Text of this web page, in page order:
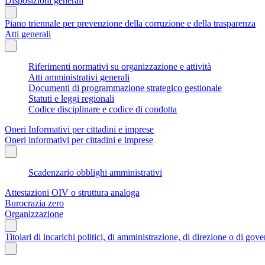
Piano triennale per prevenzione della corruzione e della trasparenza
Atti generali
Riferimenti normativi su organizzazione e attività
Atti amministrativi generali
Documenti di programmazione strategico gestionale
Statuti e leggi regionali
Codice disciplinare e codice di condotta
Oneri Informativi per cittadini e imprese
Oneri informativi per cittadini e imprese
Scadenzario obblighi amministrativi
Attestazioni OIV o struttura analoga
Burocrazia zero
Organizzazione
Titolari di incarichi politici, di amministrazione, di direzione o di